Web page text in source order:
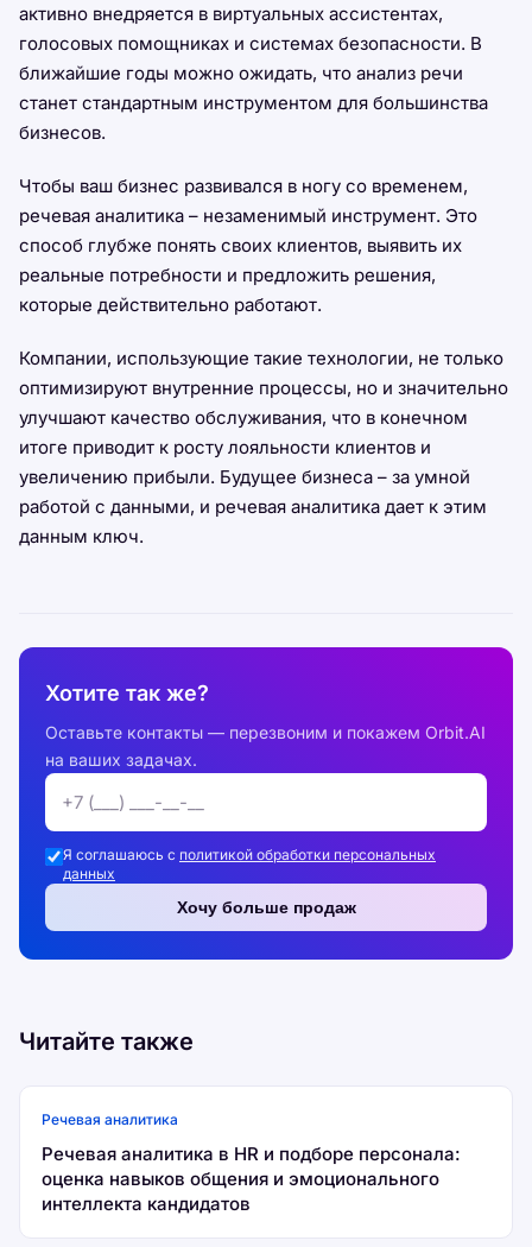
активно внедряется в виртуальных ассистентах,
голосовых помощниках и системах безопасности. В
ближайшие годы можно ожидать, что анализ речи
станет стандартным инструментом для большинства
бизнесов.
Чтобы ваш бизнес развивался в ногу со временем,
речевая аналитика – незаменимый инструмент. Это
способ глубже понять своих клиентов, выявить их
реальные потребности и предложить решения,
которые действительно работают.
Компании, использующие такие технологии, не только
оптимизируют внутренние процессы, но и значительно
улучшают качество обслуживания, что в конечном
итоге приводит к росту лояльности клиентов и
увеличению прибыли. Будущее бизнеса – за умной
работой с данными, и речевая аналитика дает к этим
данным ключ.
Хотите так же?
Оставьте контакты — перезвоним и покажем Orbit.AI
на ваших задачах.
Я соглашаюсь с политикой обработки персональных
данных
Хочу больше продаж
Читайте также
Речевая аналитика
Речевая аналитика в HR и подборе персонала:
оценка навыков общения и эмоционального
интеллекта кандидатов